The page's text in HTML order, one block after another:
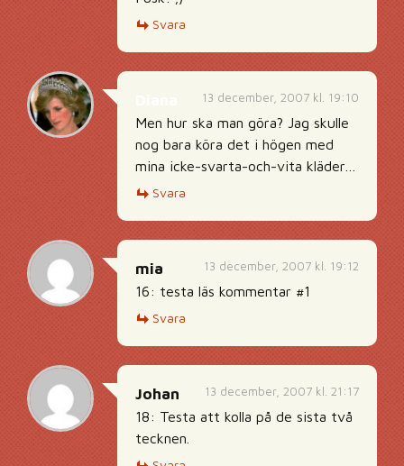
Svara
13 december, 2007 kl. 19:10
Men hur ska man göra? Jag skulle
nog bara köra det i högen med
mina icke-svarta-och-vita kläder…
Svara
13 december, 2007 kl. 19:12
mia
16: testa läs kommentar #1
Svara
13 december, 2007 kl. 21:17
Johan
18: Testa att kolla på de sista två
tecknen.